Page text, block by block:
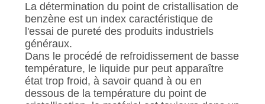
La détermination du point de cristallisation de
benzène est un index caractéristique de
l'essai de pureté des produits industriels
généraux.
Dans le procédé de refroidissement de basse
température, le liquide pur peut apparaître
état trop froid, à savoir quand à ou en
dessous de la température du point de